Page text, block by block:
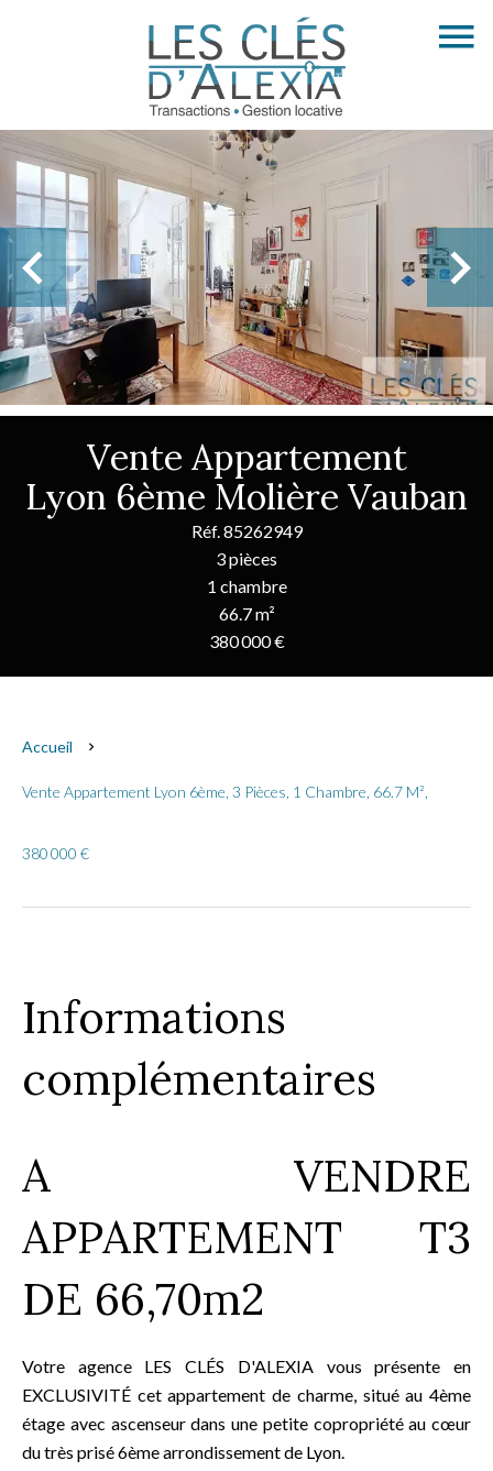
Vente Appartement
Lyon 6ème Molière Vauban
Réf. 85262949
3 pièces
1 chambre
66.7 m²
380 000 €
Accueil
Vente Appartement Lyon 6ème, 3 Pièces, 1 Chambre, 66.7 M²,
380 000 €
Informations
complémentaires
A VENDRE
APPARTEMENT T3
DE 66,70m2
Votre agence LES CLÉS D'ALEXIA vous présente en
EXCLUSIVITÉ cet appartement de charme, situé au 4ème
étage avec ascenseur dans une petite copropriété au cœur
du très prisé 6ème arrondissement de Lyon.